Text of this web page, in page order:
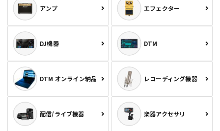
アンプ エフェクター
DJ機器 DTM
DTM オンライン納品 レコーディング機器
配信/ライブ機器 楽器アクセサリ